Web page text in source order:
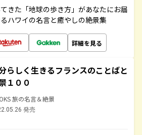
きた「地球の歩き方」があなたにお届
ハワイの名言と癒やしの絶景集
詳細を見る
らしく生きるフランスのことばと
１００
旅の名言＆絶景
発売